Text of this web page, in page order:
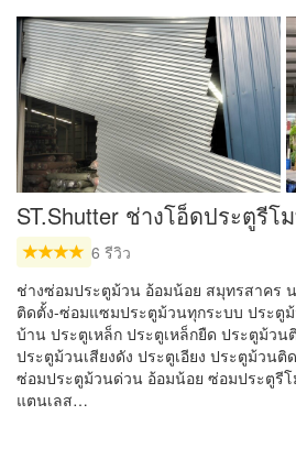
ST.Shutter ช่างโอ็ดประตูรี
6 รีวิว
ช่างซ่อมประตูม้วน อ้อมน้อย สมุทรสาคร
ติดตั้ง-ซ่อมแซมประตูม้วนทุกระบบ ประตู
บ้าน ประตูเหล็ก ประตูเหล็กยืด ประตูม้ว
ประตูม้วนเสียงดัง ประตูเอียง ประตูม้วน
ซ่อมประตูม้วนด่วน อ้อมน้อย ซ่อมประตูรี
แตนเลส…